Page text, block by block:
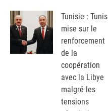
Tunisie : Tunis
mise sur le
renforcement
de la
coopération
avec la Libye
malgré les
tensions